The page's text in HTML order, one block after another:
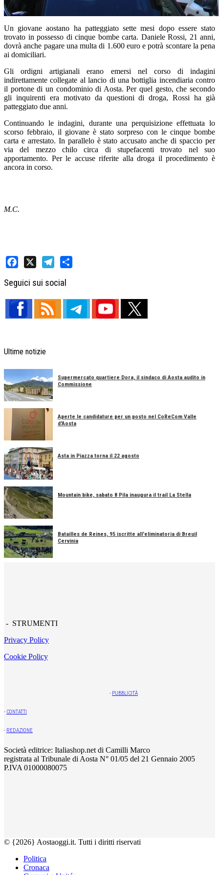
Un giovane aostano ha patteggiato sette mesi dopo essere stato
trovato in possesso di cinque bombe carta. Daniele Rossi, 21 anni,
dovrà anche pagare una multa di 1.600 euro e potrà scontare la pena
ai domiciliari.
Gli ordigni artigianali erano emersi nel corso di indagini
indirettamente collegate al lancio di una bottiglia incendiaria contro
il portone di un condominio di Aosta. Per quel gesto, che secondo
gli inquirenti era motivato da questioni di droga, Rossi ha già
patteggiato due anni.
Continuando le indagini, durante una perquisizione effettuata lo
scorso febbraio, il giovane è stato sorpreso con le cinque bombe
carta e arrestato. In parallelo è stato accusato anche di spaccio per
via del mezzo chilo circa di stupefacenti trovato nel suo
apportamento. Per le accuse riferite alla droga il procedimento è
ancora in corso.
M.C.
Seguici sui social
Ultime notizie
Supermercato quartiere Dora, il sindaco di Aosta audito in
Commissione
Aperte le candidature per un posto nel CoReCom Valle
d'Aosta
Asta in Piazza torna il 22 agosto
Mountain bike, sabato 8 Pila inaugura il trail La Stella
Batailles de Reines, 95 iscritte all'eliminatoria di Breuil
Cervinia
- STRUMENTI
Privacy Policy
Cookie Policy
- PUBBLICITÀ
- CONTATTI
- REDAZIONE
Società editrice: Italiashop.net di Camilli Marco
registrata al Tribunale di Aosta N° 01/05 del 21 Gennaio 2005
P.IVA 01000080075
© {2026} Aostaoggi.it. Tutti i diritti riservati
Politica
Cronaca